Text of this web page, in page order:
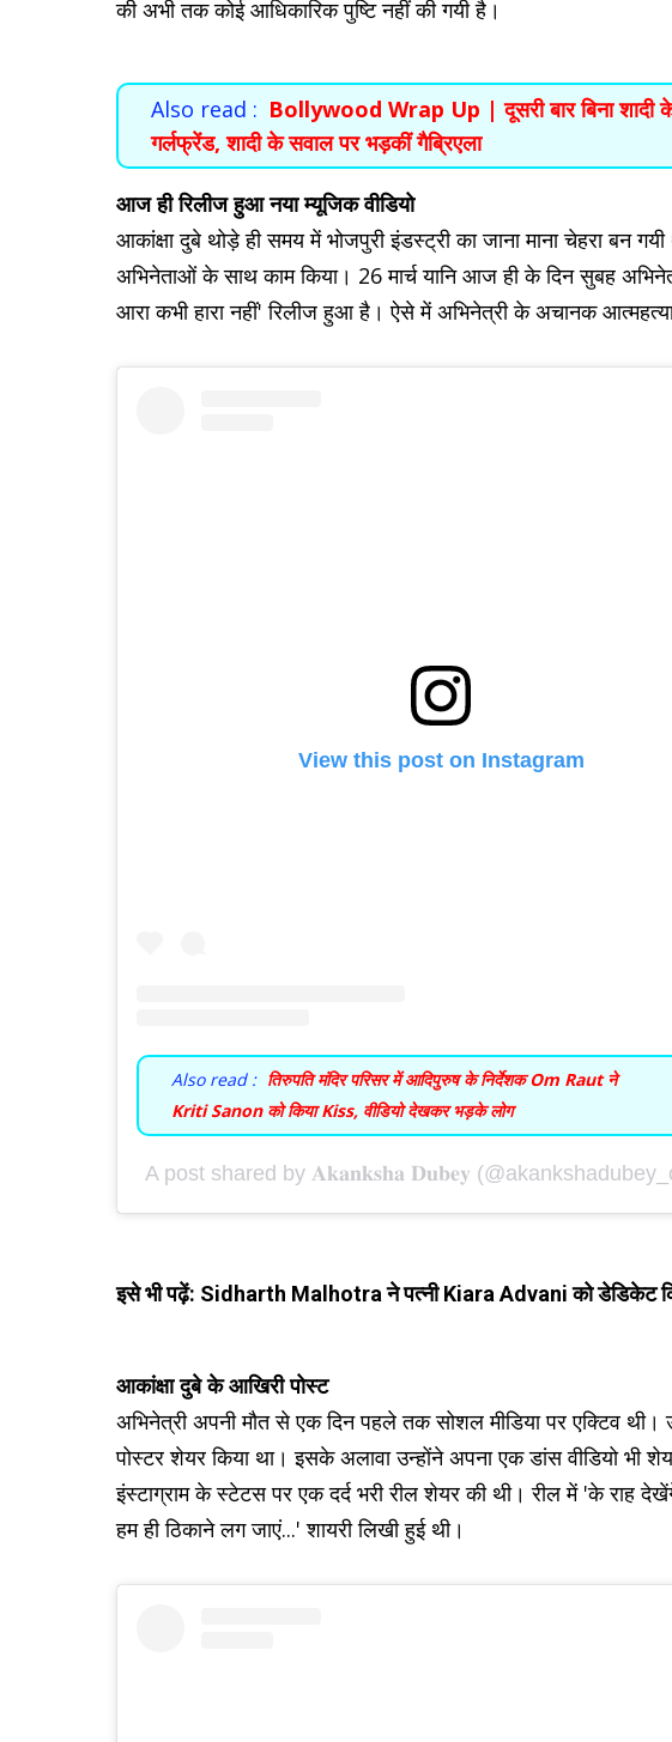
की अभी तक कोई आधिकारिक पुष्टि नहीं की गयी है।
Also read : Bollywood Wrap Up | दूसरी बार बिना शादी के
गर्लफ्रेंड, शादी के सवाल पर भड़कीं गैब्रिएला
आज ही रिलीज हुआ नया म्यूजिक वीडियो
आकांक्षा दुबे थोड़े ही समय में भोजपुरी इंडस्ट्री का जाना माना चेहरा बन
अभिनेताओं के साथ काम किया। 26 मार्च यानि आज ही के दिन सुबह
आरा कभी हारा नहीं' रिलीज हुआ है। ऐसे में अभिनेत्री के अचानक
View this post on Instagram
Also read : तिरुपति मंदिर परिसर में आदिपुरुष के निर्देशक Om Raut ने
Kriti Sanon को किया Kiss, वीडियो देखकर भड़के लोग
A post shared by 𝐀𝐤𝐚𝐧𝐤𝐬𝐡𝐚 𝐃𝐮𝐛𝐞𝐲
इसे भी पढ़ें: Sidharth Malhotra ने पत्नी Kiara Advani को डेडिकेट किया
आकांक्षा दुबे के आखिरी पोस्ट
अभिनेत्री अपनी मौत से एक दिन पहले तक सोशल मीडिया पर एक्टिव
पोस्टर शेयर किया था। इसके अलावा उन्होंने अपना एक डांस वीडियो भी
इंस्टाग्राम के स्टेटस पर एक दर्द भरी रील शेयर की थी। रील में 'के राह
हम ही ठिकाने लग जाएं...' शायरी लिखी हुई थी।